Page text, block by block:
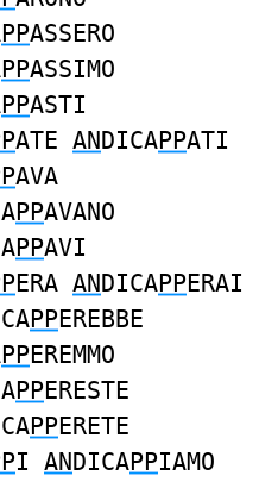
PPASSERO
PPASSIMO
PPASTI
ATE ANDICAPPATI
AVA
PPAVANO
PPAVI
ERA ANDICAPPERAI
PPEREBBE
PPEREMMO
PPERESTE
PPERETE
I ANDICAPPIAMO